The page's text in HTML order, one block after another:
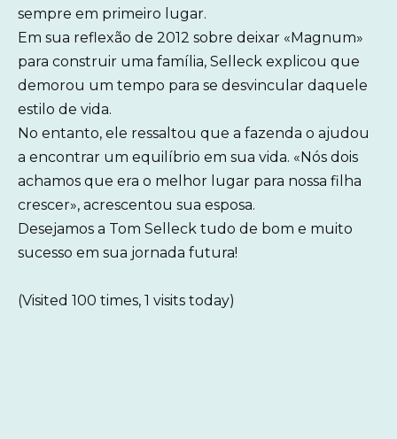
sempre em primeiro lugar.
Em sua reflexão de 2012 sobre deixar «Magnum»
para construir uma família, Selleck explicou que
demorou um tempo para se desvincular daquele
estilo de vida.
No entanto, ele ressaltou que a fazenda o ajudou
a encontrar um equilíbrio em sua vida. «Nós dois
achamos que era o melhor lugar para nossa filha
crescer», acrescentou sua esposa.
Desejamos a Tom Selleck tudo de bom e muito
sucesso em sua jornada futura!
(Visited 100 times, 1 visits today)